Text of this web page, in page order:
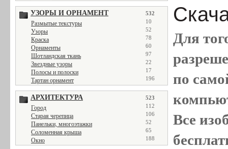
УЗОРЫ И ОРНАМЕНТ 532
Размытые текстуры 10
Узоры 52
Краска 78
Орнаменты 60
Шотландская ткань 97
Звездные узоры 22
Полосы и полоски 17
Тартан орнамент 196
АРХИТЕКТУРА 523
Город 112
Старая черепица 106
Панельки, многоэтажки 52
Соломенная крыша 65
Окно 188
Для
по
Все